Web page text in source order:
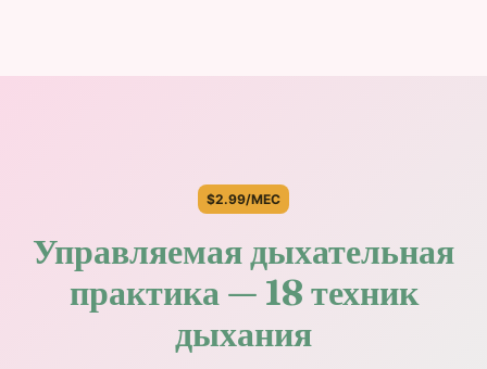
$2.99/МЕС
Управляемая дыхательная
практика — 18 техник
дыхания